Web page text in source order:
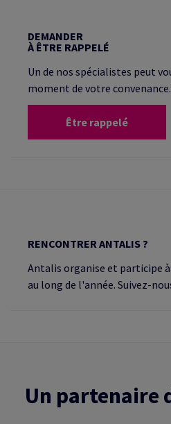
DEMANDER
À ÊTRE RAPPELÉ
Un de nos spécialistes peut
moment de votre convenance.
Être rappelé
RENCONTRER ANTALIS ?
Antalis organise et participe
au long de l'année. Suivez-
Un partenaire